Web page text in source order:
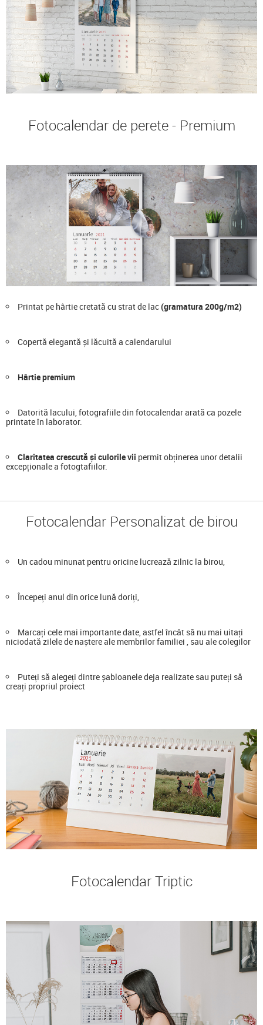
Fotocalendar de perete - Premium
Printat pe hârtie cretată cu strat de lac(gramatura 200g/m2)
Copertă elegantă și lăcuită a calendarului
Hârtie premium
Datorită lacului, fotografiile din fotocalendar arată ca pozele
printate în laborator.
Claritatea crescută și culorile vii permit obținerea unor detalii
excepționale a fotogtafiilor.
Fotocalendar Personalizat de birou
Un cadou minunat pentru oricine lucrează zilnic la birou,
Începeți anul din orice lună doriți,
Marcați cele mai importante date, astfel încât să nu mai uitați
niciodată zilele de naștere ale membrilor familiei , sau ale colegilor
Puteți să alegeți dintre șabloanele deja realizate sau puteți să
creați propriul proiect
Fotocalendar Triptic